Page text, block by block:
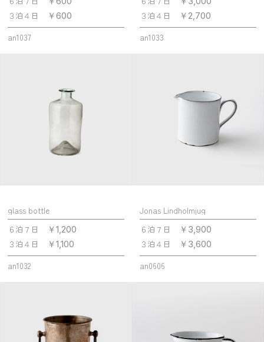
３泊４日 ￥600
an1037
３泊４日 ￥2,700
an1033
glass bottle
６泊７日
￥1,200
３泊４日 ￥1,100
an1032
Jonas Lindholmjug
６泊７日
￥3,900
３泊４日 ￥3,600
an0606